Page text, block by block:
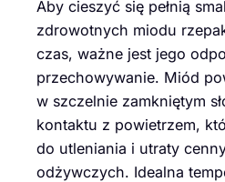
Aby cieszyć się pełnią
zdrowotnych miodu
czas, ważne jest jego
przechowywanie. Miód
w szczelnie zamkniętym
kontaktu z powietrzem,
do utleniania i utraty
odżywczych. Idealna